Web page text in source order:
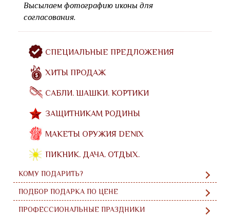
Высылаем фотографию иконы для
согласования.
СПЕЦИАЛЬНЫЕ ПРЕДЛОЖЕНИЯ
ХИТЫ ПРОДАЖ
САБЛИ. ШАШКИ. КОРТИКИ
ЗАЩИТНИКАМ РОДИНЫ
МАКЕТЫ ОРУЖИЯ DENIX
ПИКНИК. ДАЧА. ОТДЫХ.
КОМУ ПОДАРИТЬ?
ПОДБОР ПОДАРКА ПО ЦЕНЕ
ПРОФЕССИОНАЛЬНЫЕ ПРАЗДНИКИ